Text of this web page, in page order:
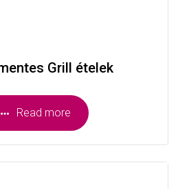
Grill ételek
Read more